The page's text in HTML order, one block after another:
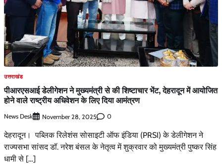
उत्तराखंड
पीआरएसआई डेलीगेशन ने मुख्यमंत्री से की शिष्टाचार भेंट, देहरादून में आयोजित
होने वाले राष्ट्रीय अधिवेशन के लिए दिया आमंत्रण
News Desk November 28, 2025 0
देहरादून। पब्लिक रिलेशंस सोसाइटी ऑफ इंडिया (PRSI) के डेलीगेशन ने
राज्यसभा सांसद डॉ. नरेश बंसल के नेतृत्व में शुक्रवार को मुख्यमंत्री पुष्कर सिंह
धामी से […]